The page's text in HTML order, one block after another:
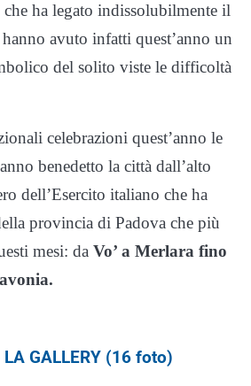
che ha legato indissolubilmente il
avuto infatti quest’anno un
del solito viste le difficoltà
celebrazioni quest’anno le
benedetto la città dall’alto
dell’Esercito italiano che ha
provincia di Padova che più
mesi: da Vo’ a Merlara fino
LA GALLERY (16 foto)